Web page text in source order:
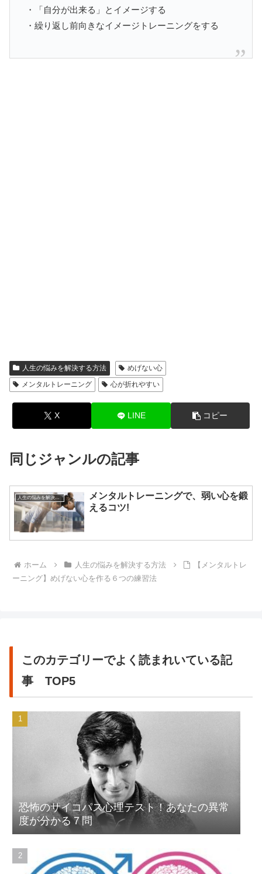
・「自分が出来る」とイメージする
・繰り返し前向きなイメージトレーニングをする
人生の悩みを解決する方法
めげない心
メンタルトレーニング
心が折れやすい
X LINE コピー
同じジャンルの記事
人生の悩みを解決する方法
メンタルトレーニングで、弱い心を鍛
えるコツ!
ホーム 人生の悩みを解決する方法
【メンタルトレ
ーニング】めげない心を作る６つの練習法
このカテゴリーでよく読まれいている記
事 TOP5
恐怖のサイコパス心理テスト！あなたの異常
度が分かる７問